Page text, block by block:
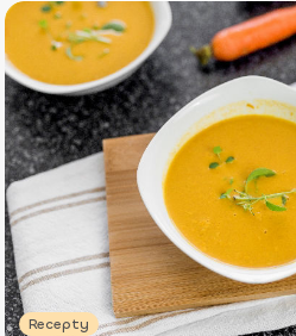
Recepty